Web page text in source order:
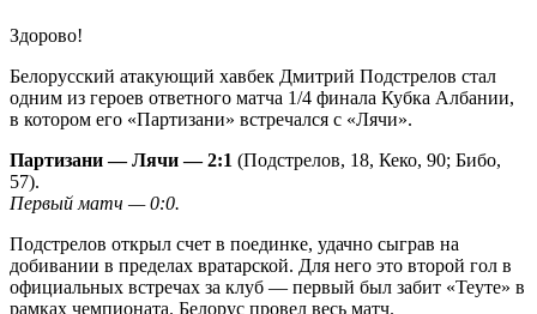
Здорово!
Белорусский атакующий хавбек Дмитрий Подстрелов стал
одним из героев ответного матча 1/4 финала Кубка Албании,
в котором его «Партизани» встречался с «Лячи».
Партизани — Лячи — 2:1 (Подстрелов, 18, Кеко, 90; Бибо,
57).
Первый матч — 0:0.
Подстрелов открыл счет в поединке, удачно сыграв на
добивании в пределах вратарской. Для него это второй гол в
официальных встречах за клуб — первый был забит «Теуте» в
рамках чемпионата. Белорус провел весь матч.